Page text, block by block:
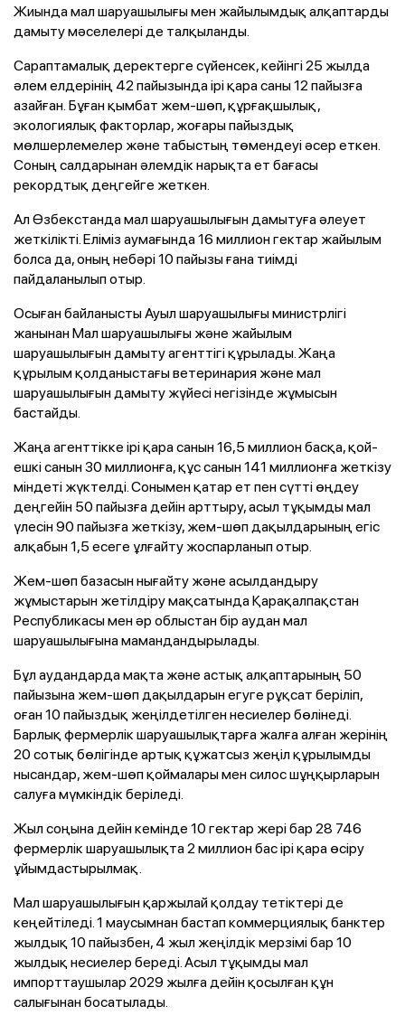
Жиында мал шаруашылығы мен жайылымдық алқаптарды
дамыту мәселелері де талқыланды.
Сараптамалық деректерге сүйенсек, кейінгі 25 жылда
әлем елдерінің 42 пайызында ірі қара саны 12 пайызға
азайған. Бұған қымбат жем-шөп, құрғақшылық,
экологиялық факторлар, жоғары пайыздық
мөлшерлемелер және табыстың төмендеуі әсер еткен.
Соның салдарынан әлемдік нарықта ет бағасы
рекордтық деңгейге жеткен.
Ал Өзбекстанда мал шаруашылығын дамытуға әлеует
жеткілікті. Еліміз аумағында 16 миллион гектар жайылым
болса да, оның небәрі 10 пайызы ғана тиімді
пайдаланылып отыр.
Осыған байланысты Ауыл шаруашылығы министрлігі
жанынан Мал шаруашылығы және жайылым
шаруашылығын дамыту агенттігі құрылады. Жаңа
құрылым қолданыстағы ветеринария және мал
шаруашылығын дамыту жүйесі негізінде жұмысын
бастайды.
Жаңа агенттікке ірі қара санын 16,5 миллион басқа, қой-
ешкі санын 30 миллионға, құс санын 141 миллионға жеткізу
міндеті жүктелді. Сонымен қатар ет пен сүтті өңдеу
деңгейін 50 пайызға дейін арттыру, асыл тұқымды мал
үлесін 90 пайызға жеткізу, жем-шөп дақылдарының егіс
алқабын 1,5 есеге ұлғайту жоспарланып отыр.
Жем-шөп базасын нығайту және асылдандыру
жұмыстарын жетілдіру мақсатында Қарақалпақстан
Республикасы мен әр облыстан бір аудан мал
шаруашылығына мамандандырылады.
Бұл аудандарда мақта және астық алқаптарының 50
пайызына жем-шөп дақылдарын егуге рұқсат беріліп,
оған 10 пайыздық жеңілдетілген несиелер бөлінеді.
Барлық фермерлік шаруашылықтарға жалға алған жерінің
20 сотық бөлігінде артық құжатсыз жеңіл құрылымды
нысандар, жем-шөп қоймалары мен силос шұңқырларын
салуға мүмкіндік беріледі.
Жыл соңына дейін кемінде 10 гектар жері бар 28 746
фермерлік шаруашылықта 2 миллион бас ірі қара өсіру
ұйымдастырылмақ.
Мал шаруашылығын қаржылай қолдау тетіктері де
кеңейтіледі. 1 маусымнан бастап коммерциялық банктер
жылдық 10 пайызбен, 4 жыл жеңілдік мерзімі бар 10
жылдық несиелер береді. Асыл тұқымды мал
импорттаушылар 2029 жылға дейін қосылған құн
салығынан босатылады.